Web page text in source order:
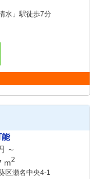
水」駅徒歩7分
能
～
m2
区瀬名中央4-1